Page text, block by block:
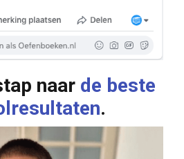
naar de beste
.